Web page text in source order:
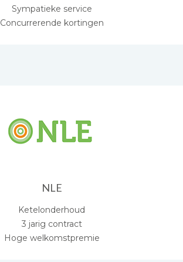
Sympatieke service
Concurrerende kortingen
NLE
Ketelonderhoud
3 jarig contract
Hoge welkomstpremie